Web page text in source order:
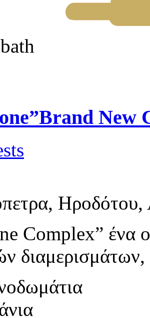
New
Ηροδότου,
Complex” ένα